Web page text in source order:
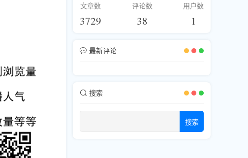
文章数
3729
评论数
38
用户数
1
最新评论
搜索
搜索